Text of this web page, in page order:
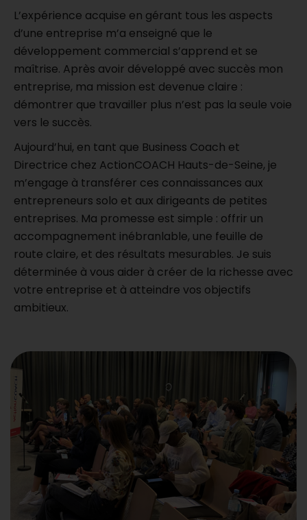
L’expérience acquise en gérant tous les aspects
d’une entreprise m’a enseigné que le
développement commercial s’apprend et se
maîtrise. Après avoir développé avec succès mon
entreprise, ma mission est devenue claire :
démontrer que travailler plus n’est pas la seule voie
vers le succès.
Aujourd’hui, en tant que Business Coach et
Directrice chez ActionCOACH Hauts-de-Seine, je
m’engage à transférer ces connaissances aux
entrepreneurs solo et aux dirigeants de petites
entreprises. Ma promesse est simple : offrir un
accompagnement inébranlable, une feuille de
route claire, et des résultats mesurables. Je suis
déterminée à vous aider à créer de la richesse avec
votre entreprise et à atteindre vos objectifs
ambitieux.